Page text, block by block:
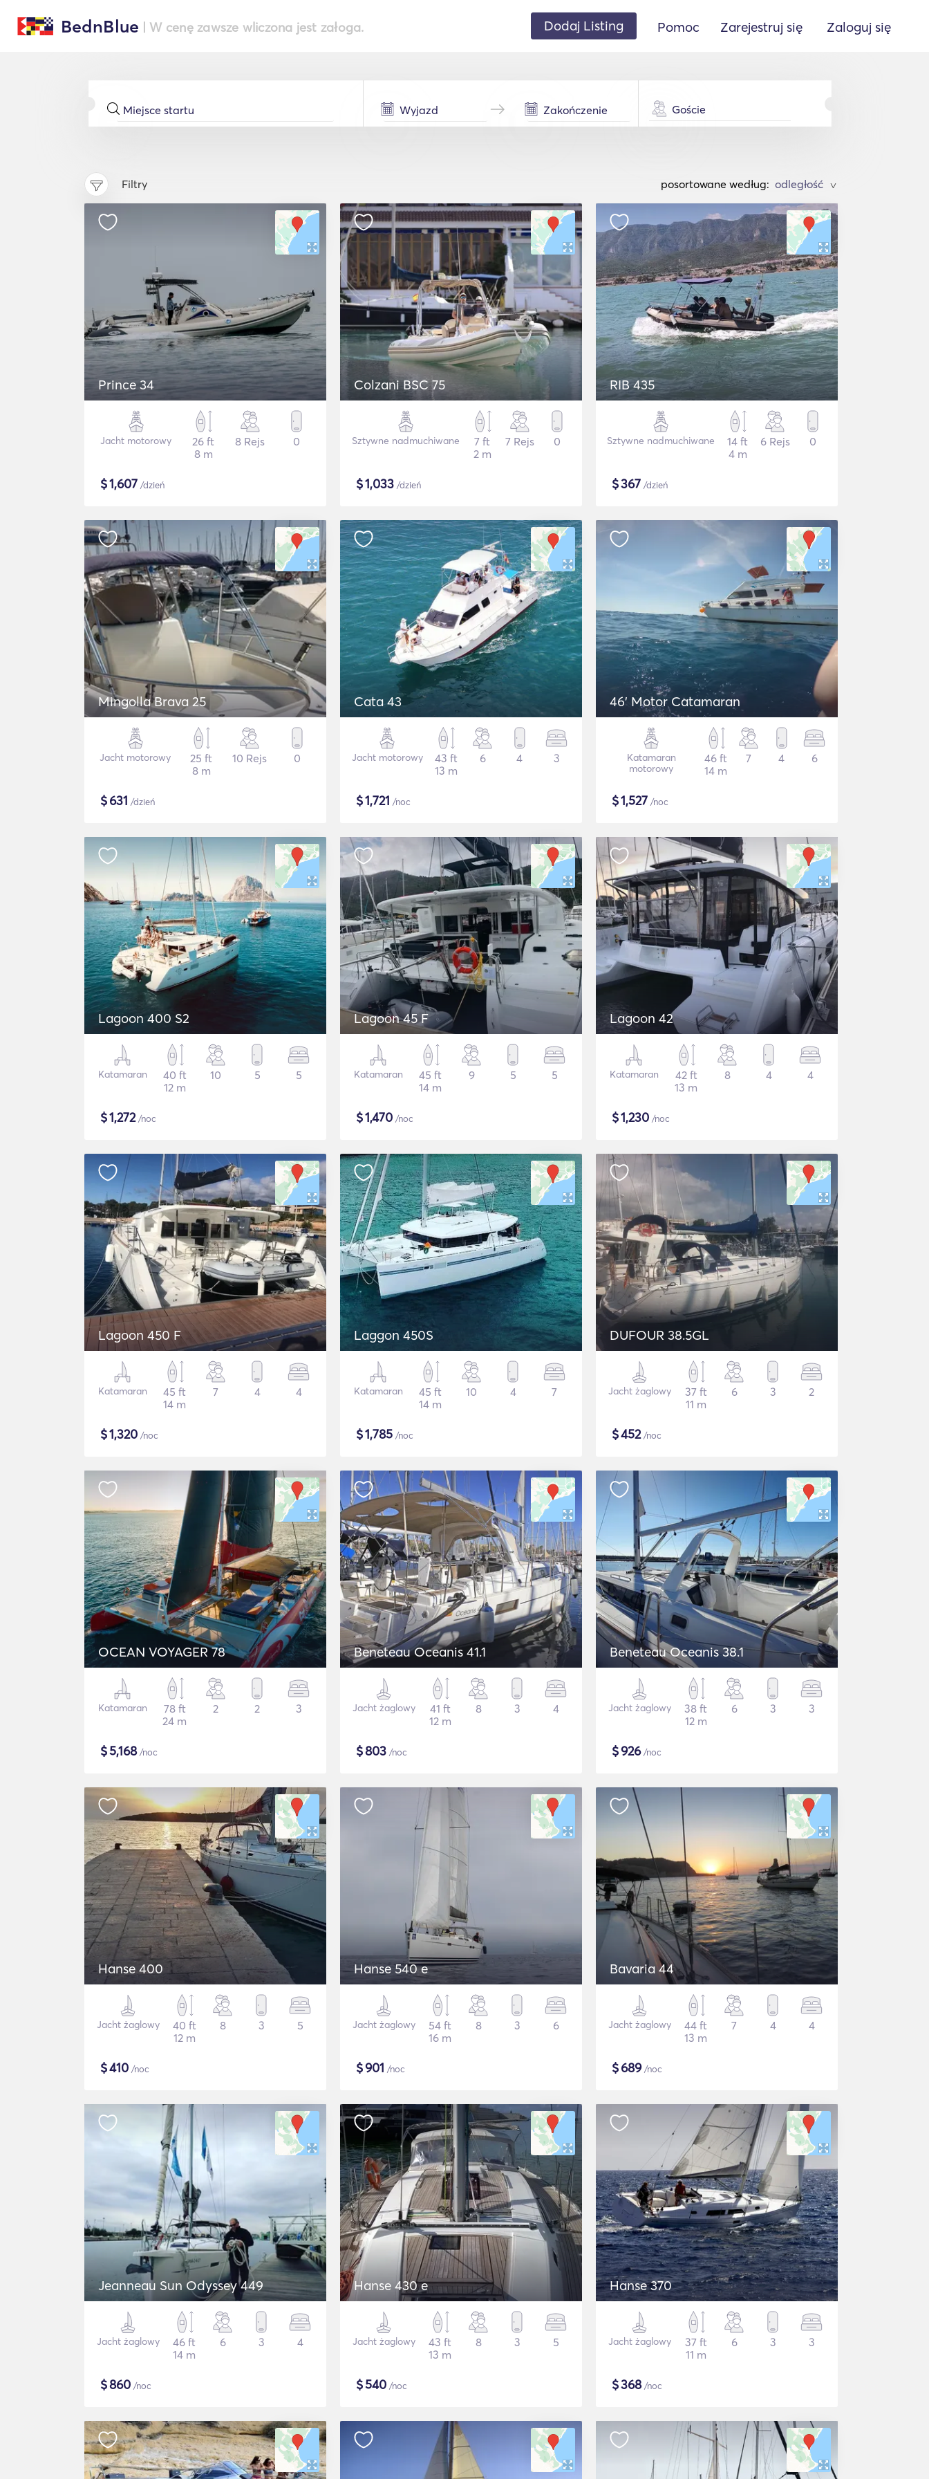
BednBlue | W cenę zawsze wliczona jest załoga. Dodaj Listing Pomoc Zarejestruj się Zaloguj się
Goście
Filtry posortowane według: >
Prince 34
Jacht motorowy
26 ft
8 m
8 Rejs 0
$1,607 /dzień
Colzani BSC 75
Sztywne nadmuchiwane
7 ft
2 m
7 Rejs 0
$1,033 /dzień
RIB 435
Sztywne nadmuchiwane
14 ft
4 m
6 Rejs 0
$367 /dzień
Mingolla Brava 25
Jacht motorowy
25 ft
8 m
10 Rejs 0
$631 /dzień
Cata 43
Jacht motorowy
43 ft
13 m
6 4 3
$1,721 /noc
46' Motor Catamaran
Katamaran
motorowy
46 ft
14 m
7 4 6
$1,527 /noc
Lagoon 400 S2
Katamaran
40 ft
12 m
10 5 5
$1,272/noc
Lagoon 45 F
Katamaran
45 ft
14 m
9 5 5
$1,470 /noc
Lagoon 42
Katamaran
42 ft
13 m
8 4 4
$1,230 /noc
Lagoon 450 F
Katamaran
45 ft
14 m
7 4 4
$1,320 /noc
Laggon 450S
Katamaran
45 ft
14 m
10 4 7
$1,785 /noc
DUFOUR 38.5GL
Jacht żaglowy
37 ft
11 m
6 3 2
$452/noc
OCEAN VOYAGER 78
Katamaran
78 ft
24 m
2 2 3
$5,168/noc
Beneteau Oceanis 41.1
Jacht żaglowy
41 ft
12 m
8 3 4
$803 /noc
Beneteau Oceanis 38.1
Jacht żaglowy
38 ft
12 m
6 3 3
$926/noc
Hanse 400
Jacht żaglowy
40 ft
12 m
8 3 5
$410 /noc
Hanse 540 e
Jacht żaglowy
54 ft
16 m
8 3 6
$901 /noc
Bavaria 44
Jacht żaglowy
44 ft
13 m
7 4 4
$689/noc
Jeanneau Sun Odyssey 449
Jacht żaglowy
46 ft
14 m
6 3 4
$860 /noc
Hanse 430 e
Jacht żaglowy
43 ft
13 m
8 3 5
$540 /noc
Hanse 370
Jacht żaglowy
37 ft
11 m
6 3 3
$368/noc